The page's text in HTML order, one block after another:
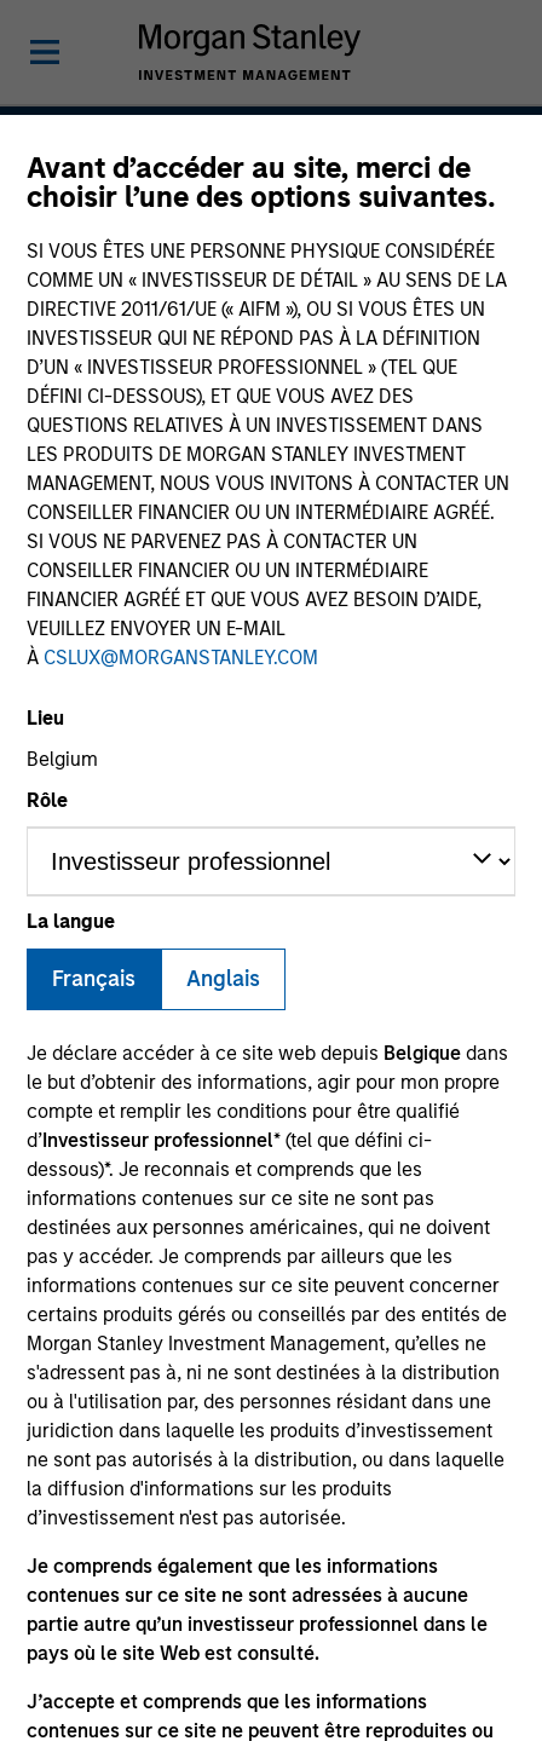
Avant d’accéder au site, merci de
choisir l’une des options suivantes.
SI VOUS ÊTES UNE PERSONNE PHYSIQUE CONSIDÉRÉE
COMME UN « INVESTISSEUR DE DÉTAIL » AU SENS DE LA
DIRECTIVE 2011/61/UE (« AIFM »), OU SI VOUS ÊTES UN
INVESTISSEUR QUI NE RÉPOND PAS À LA DÉFINITION
D’UN « INVESTISSEUR PROFESSIONNEL » (TEL QUE
DÉFINI CI-DESSOUS), ET QUE VOUS AVEZ DES
QUESTIONS RELATIVES À UN INVESTISSEMENT DANS
LES PRODUITS DE MORGAN STANLEY INVESTMENT
MANAGEMENT, NOUS VOUS INVITONS À CONTACTER UN
CONSEILLER FINANCIER OU UN INTERMÉDIAIRE AGRÉÉ.
SI VOUS NE PARVENEZ PAS À CONTACTER UN
CONSEILLER FINANCIER OU UN INTERMÉDIAIRE
FINANCIER AGRÉÉ ET QUE VOUS AVEZ BESOIN D’AIDE,
VEUILLEZ ENVOYER UN E-MAIL
À CSLUX@MORGANSTANLEY.COM
Lieu
Belgium
Rôle
La langue
Français Anglais
Je déclare accéder à ce site web depuis Belgique dans
le but d’obtenir des informations, agir pour mon propre
compte et remplir les conditions pour être qualifié
d’Investisseur professionnel* (tel que défini ci-
dessous)*. Je reconnais et comprends que les
informations contenues sur ce site ne sont pas
destinées aux personnes américaines, qui ne doivent
pas y accéder. Je comprends par ailleurs que les
informations contenues sur ce site peuvent concerner
certains produits gérés ou conseillés par des entités de
Morgan Stanley Investment Management, qu’elles ne
s'adressent pas à, ni ne sont destinées à la distribution
ou à l'utilisation par, des personnes résidant dans une
juridiction dans laquelle les produits d’investissement
ne sont pas autorisés à la distribution, ou dans laquelle
la diffusion d'informations sur les produits
d’investissement n'est pas autorisée.
Je comprends également que les informations
contenues sur ce site ne sont adressées à aucune
partie autre qu’un investisseur professionnel dans le
pays où le site Web est consulté.
J’accepte et comprends que les informations
contenues sur ce site ne peuvent être reproduites ou
Core Plus Fixed Income
Strategy
Strategy Inception
December 1977
Asset Class
Multi-Sector
Quick Facts
Benchmark
Bloomberg U.S. Aggregate Index
Insights
Overview
Core Plus Fixed Income Strategy
fixed income strategy that invests primarily in a
diversified mix of U.S. dollar-denominated investment-
government, corporate and securitized assets including
commercial mortgage-backed securities (CMBS),
residential mortgage-backed securities (RMBS) and
assetbacked securities (ABS). The strategy also has the
flexibility to invest in below investment-grade bonds and
non-U.S. dollar denominated bonds and currencies. To
help achieve its objective, the strategy combines top-
down macro and asset allocation views with rigorous
bottom-up fundamental and quantitative analysis that
guides team’s active management decisions.
Differentiators
1
VALUE DRIVEN